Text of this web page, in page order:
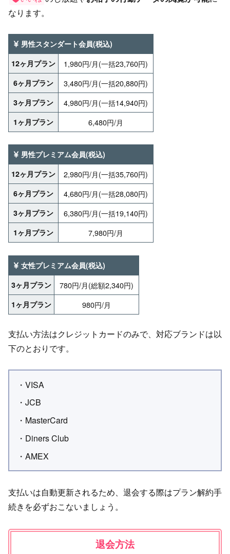
なります。
男性スタンダート会員(税込)
12ヶ月プラン
1,980円/月(一括23,760円)
6ヶ月プラン 3,480円/月(一括20,880円)
3ヶ月プラン 4,980円/月(一括14,940円)
1ヶ月プラン 6,480円/月
男性プレミアム会員(税込)
12ヶ月プラン
2,980円/月(一括35,760円)
6ヶ月プラン 4,680円/月(一括28,080円)
3ヶ月プラン 6,380円/月(一括19,140円)
1ヶ月プラン 7,980円/月
女性プレミアム会員(税込)
3ヶ月プラン
780円/月(総額2,340円)
1ヶ月プラン 980円/月
支払い方法はクレジットカードのみで、対応ブランドは以
下のとおりです。
VISA
JCB
MasterCard
Diners Club
AMEX
支払いは自動更新されるため、退会する際はプラン解約手
続きを必ずおこないましょう。
退会方法